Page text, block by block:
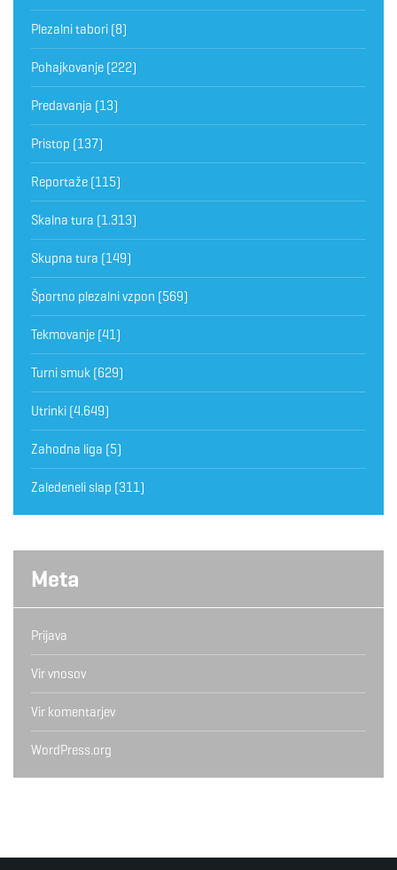
Plezalni tabori (8)
Pohajkovanje (222)
Predavanja (13)
Pristop (137)
Reportaže (115)
Skalna tura (1.313)
Skupna tura (149)
Športno plezalni vzpon (569)
Tekmovanje (41)
Turni smuk (629)
Utrinki (4.649)
Zahodna liga (5)
Zaledeneli slap (311)
Meta
Prijava
Vir vnosov
Vir komentarjev
WordPress.org